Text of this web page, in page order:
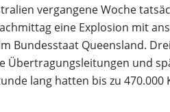
vergangene Woche
eine Explosion mit
Bundesstaat Queensland.
Übertragungsleitungen und
lang hatten bis zu 470.000